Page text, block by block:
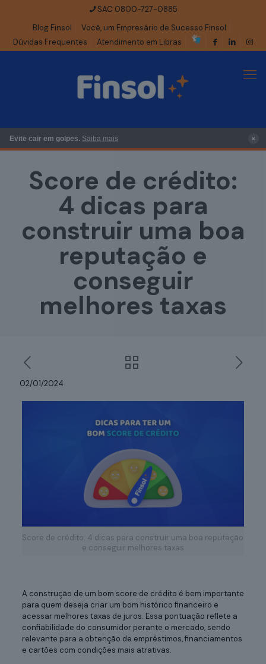
SAC 0800-727-0885
Blog Finsol
Você, um Empresário de Sucesso Finsol
Dúvidas Frequentes
Atendimento em Libras
Evite cair em golpes. Saiba mais ×
Score de crédito:
4 dicas para
construir uma boa
reputação e
conseguir
melhores taxas
02/01/2024
Score de crédito: 4 dicas para construir uma boa reputação
e conseguir melhores taxas
A construção de um bom score de crédito é bem importante
para quem deseja criar um bom histórico financeiro e
acessar melhores taxas de juros. Essa pontuação reflete a
confiabilidade do consumidor perante o mercado, sendo
relevante para a obtenção de empréstimos, financiamentos
e cartões com condições mais atrativas.